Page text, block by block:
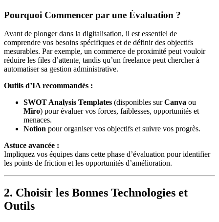
Pourquoi Commencer par une Évaluation ?
Avant de plonger dans la digitalisation, il est essentiel de
comprendre vos besoins spécifiques et de définir des objectifs
mesurables. Par exemple, un commerce de proximité peut vouloir
réduire les files d’attente, tandis qu’un freelance peut chercher à
automatiser sa gestion administrative.
Outils d’IA recommandés :
SWOT Analysis Templates (disponibles surCanva ou
Miro) pour évaluer vos forces, faiblesses, opportunités et
menaces.
Notion pour organiser vos objectifs et suivre vos progrès.
Astuce avancée :
Impliquez vos équipes dans cette phase d’évaluation pour identifier
les points de friction et les opportunités d’amélioration.
2. Choisir les Bonnes Technologies et
Outils